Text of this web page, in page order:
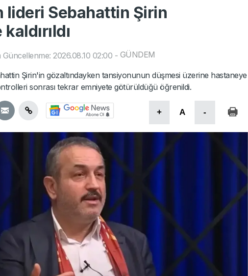
lideri Sebahattin Şirin
Güncellenme: 2026.08.10 02:00 - GÜNDEM
Şirin'in gözaltındayken tansiyonunun düşmesi üzerine hastaneye
sonrası tekrar emniyete götürüldüğü öğrenildi.
+ A -